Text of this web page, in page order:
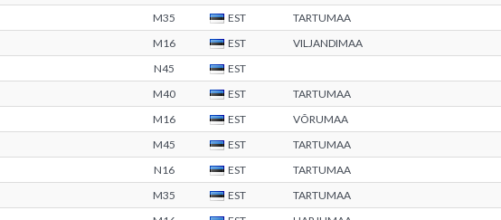
M35 EST
TARTUMAA
M16 EST VILJANDIMAA
N45
EST
M40 EST
TARTUMAA
M16 EST VÕRUMAA
M45 EST TARTUMAA
N16 EST TARTUMAA
M35 EST
TARTUMAA